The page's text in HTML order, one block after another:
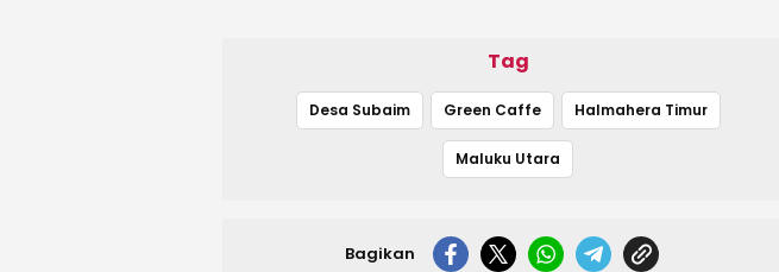
Tag
Desa Subaim Green Caffe Halmahera Timur
Maluku Utara
Bagikan